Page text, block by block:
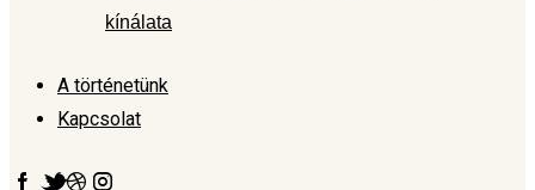
kínálata
A történetünk
Kapcsolat